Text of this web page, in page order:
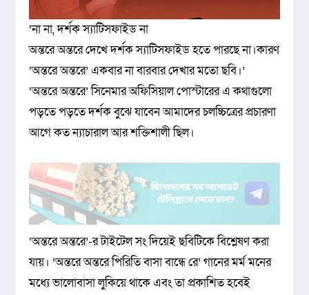
‘না না, দর্শক স্যাটিসফাইড না
অন্তরে অন্তরে দেখে দর্শক স্যাটিসফাইড হতে পারছে না।কারণ
‘অন্তরে অন্তরে’ একবার না বারবার দেখার মতো ছবি।’
‘অন্তরে অন্তরে’ সিনেমার অফিসিয়াল পোস্টারের এ কথাগুলো
পড়তে পড়তে দর্শক বুঝে যাবেন আমাদের চলচ্চিত্রের প্রচারণা
আগে কত ন্যাচারাল আর শক্তিশালী ছিল।
‘অন্তরে অন্তরে’-র টাইটেল সং দিয়েই ছবিটিকে বিশ্লেষণ করা
যায়। ‘অন্তরে অন্তরে পিরিতি বাসা বান্ধে রে’ গানের মর্ম মনের
মধ্যে ভালোবাসা লুকিয়ে থাকে এবং তা প্রকাশিত হবেই